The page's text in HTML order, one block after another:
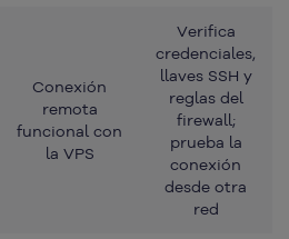
Conexión
remota
funcional con
la VPS
Verifica
credenciales,
llaves SSH y
reglas del
firewall;
prueba la
conexión
desde otra
red